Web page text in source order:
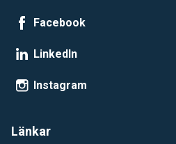
Facebook
LinkedIn
Instagram
Länkar